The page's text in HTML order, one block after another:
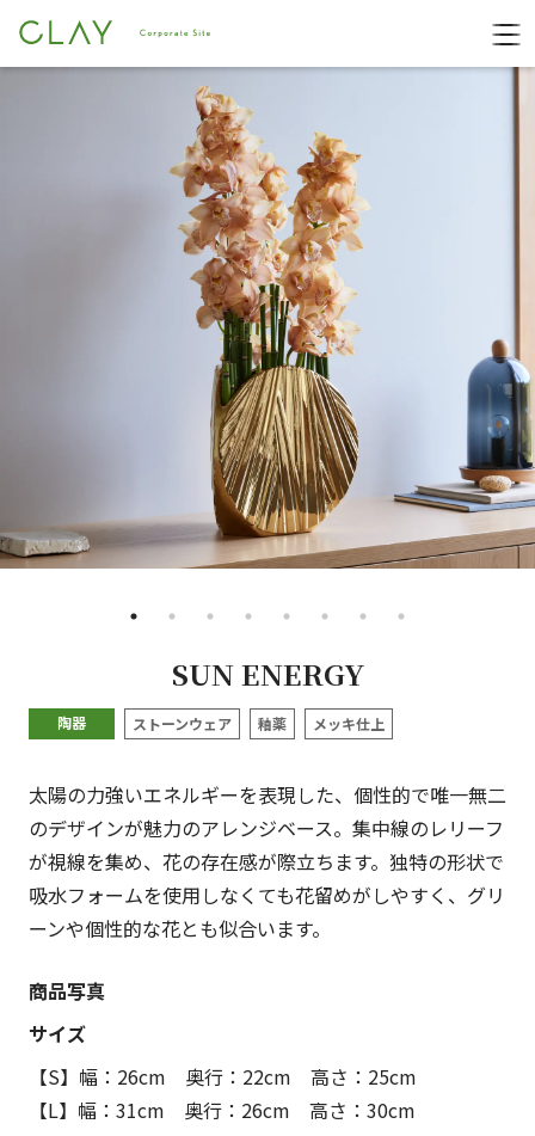
• • • • • • • •
SUN ENERGY
陶器 ストーンウェア 釉薬 メッキ仕上
太陽の力強いエネルギーを表現した、個性的で唯一無二
のデザインが魅力のアレンジベース。集中線のレリーフ
が視線を集め、花の存在感が際立ちます。独特の形状で
吸水フォームを使用しなくても花留めがしやすく、グリ
ーンや個性的な花とも似合います。
商品写真
サイズ
【S】幅：26cm 奥行：22cm 高さ：25cm
【L】幅：31cm 奥行：26cm 高さ：30cm